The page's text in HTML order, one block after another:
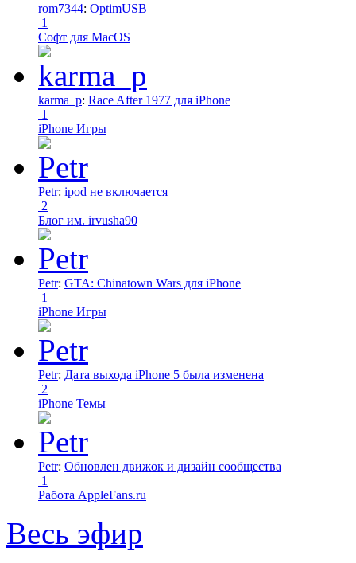
rom7344: OptimUSB
1
Софт для MacOS
karma_p: Race After 1977 для iPhone
1
iPhone Игры
Petr: ipod не включается
2
Блог им. irvusha90
Petr: GTA: Chinatown Wars для iPhone
1
iPhone Игры
Petr: Дата выхода iPhone 5 была изменена
2
iPhone Темы
Petr: Обновлен движок и дизайн сообщества
1
Работа AppleFans.ru
Весь эфир